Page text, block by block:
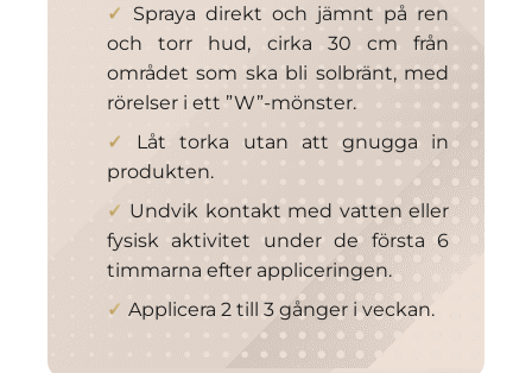
Spraya direkt och jämnt på ren
och torr hud, cirka 30 cm från
området som ska bli solbränt, med
rörelser i ett ”W”-mönster.
Låt torka utan att gnugga in
produkten.
Undvik kontakt med vatten eller
fysisk aktivitet under de första 6
timmarna efter appliceringen.
Applicera 2 till 3 gånger i veckan.